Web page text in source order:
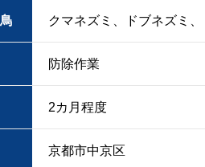
クマネズミ、ドブネズミ、
防除作業
2カ月程度
京都市中京区